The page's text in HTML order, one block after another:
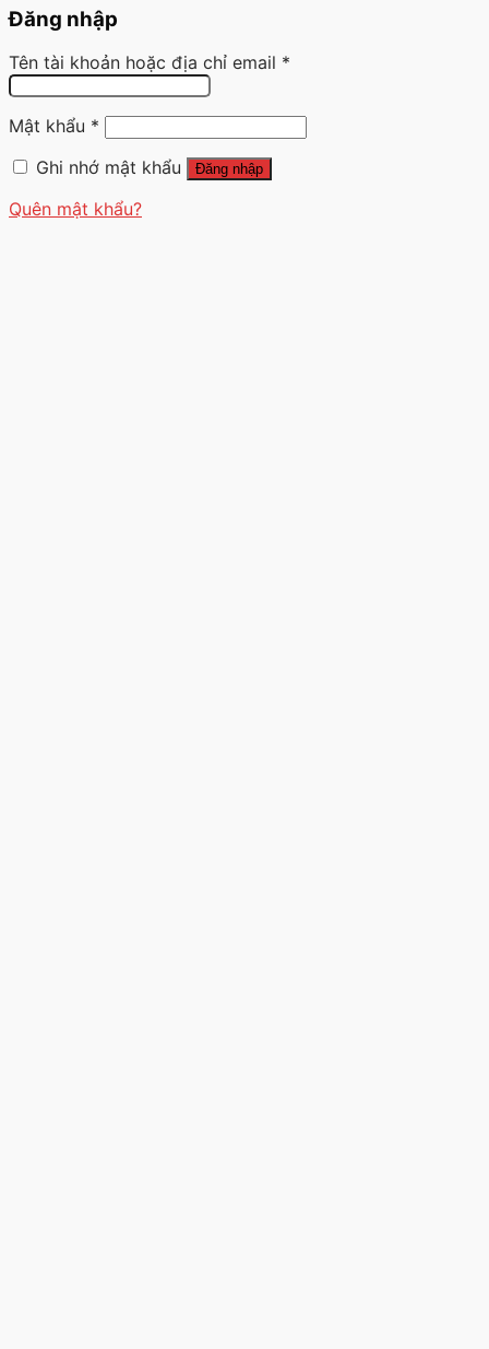
Đăng nhập
Tên tài khoản hoặc địa chỉ email *
Mật khẩu *
Ghi nhớ mật khẩu
Đăng nhập
Quên mật khẩu?